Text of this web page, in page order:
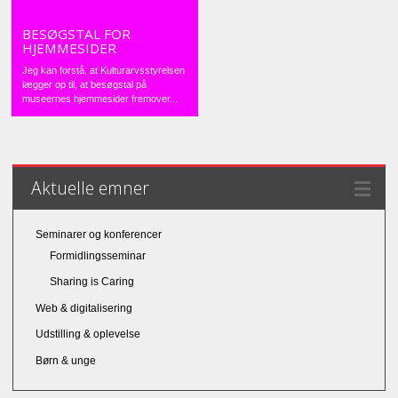
BESØGSTAL FOR
HJEMMESIDER
Jeg kan forstå, at Kulturarvsstyrelsen
lægger op til, at besøgstal på
museernes hjemmesider fremover...
Aktuelle emner
Seminarer og konferencer
Formidlingsseminar
Sharing is Caring
Web & digitalisering
Udstilling & oplevelse
Børn & unge